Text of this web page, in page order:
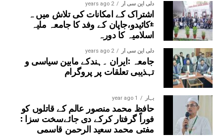
دلی این سی آر 2 years ago
اشتراک کے امکانات کی تلاش میں ہ
±کائیدو،جاپان کے وفد کا جامعہ ملیہ
اسلامیہ کا دورہ
دلی این سی آر 2 years ago
جامعہ :ایران ۔ہندکے مابین سیاسی و
تہذیبی تعلقات پر پروگرام
بہار 1 year ago
حافظ محمد منصور عالم کے قاتلوں کو
فوراً گرفتار کرکے دی جائےسخت سزا :
مفتی محمد سعید الرحمن قاسمی